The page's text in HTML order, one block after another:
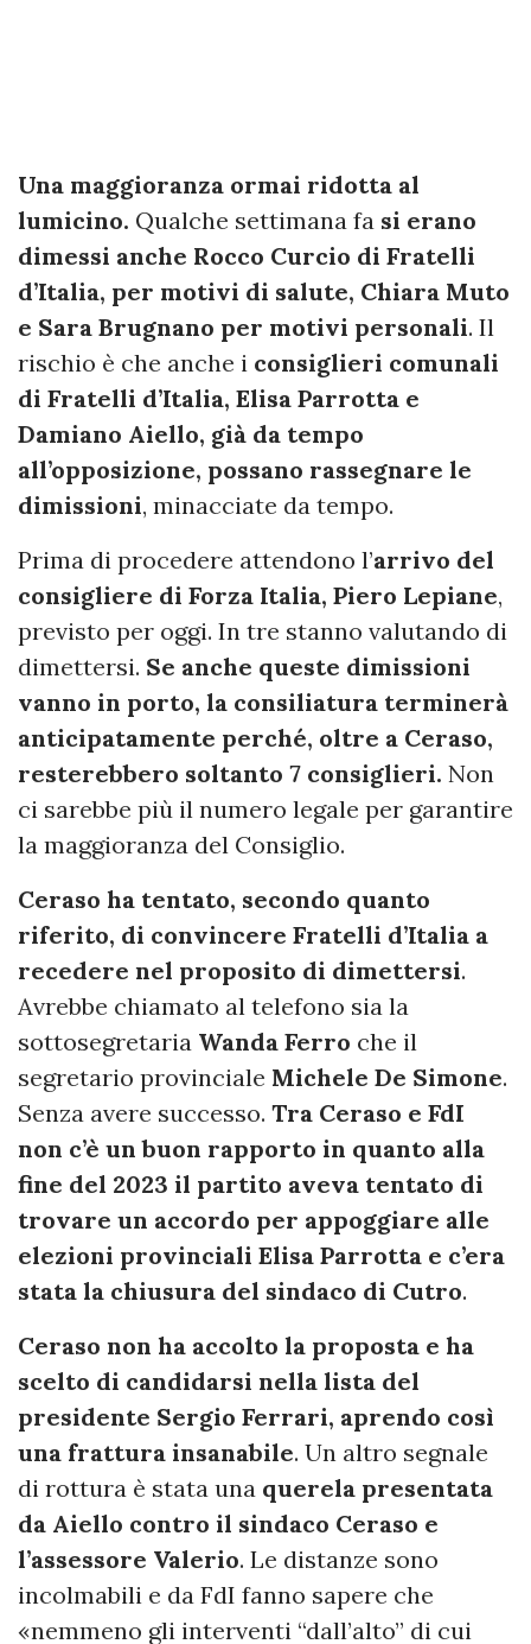
Una maggioranza ormai ridotta al
lumicino. Qualche settimana fa si erano
dimessi anche Rocco Curcio di Fratelli
d’Italia, per motivi di salute, Chiara Muto
e Sara Brugnano per motivi personali. Il
rischio è che anche i consiglieri comunali
di Fratelli d’Italia, Elisa Parrotta e
Damiano Aiello, già da tempo
all’opposizione, possano rassegnare le
dimissioni, minacciate da tempo.
Prima di procedere attendono l’arrivo del
consigliere di Forza Italia, Piero Lepiane,
previsto per oggi. In tre stanno valutando di
dimettersi. Se anche queste dimissioni
vanno in porto, la consiliatura terminerà
anticipatamente perché, oltre a Ceraso,
resterebbero soltanto 7 consiglieri. Non
ci sarebbe più il numero legale per garantire
la maggioranza del Consiglio.
Ceraso ha tentato, secondo quanto
riferito, di convincere Fratelli d’Italia a
recedere nel proposito di dimettersi.
Avrebbe chiamato al telefono sia la
sottosegretaria Wanda Ferro che il
segretario provinciale Michele De Simone.
Senza avere successo. Tra Ceraso e FdI
non c’è un buon rapporto in quanto alla
fine del 2023 il partito aveva tentato di
trovare un accordo per appoggiare alle
elezioni provinciali Elisa Parrotta e c’era
stata la chiusura del sindaco di Cutro.
Ceraso non ha accolto la proposta e ha
scelto di candidarsi nella lista del
presidente Sergio Ferrari, aprendo così
una frattura insanabile. Un altro segnale
di rottura è stata una querela presentata
da Aiello contro il sindaco Ceraso e
l’assessore Valerio. Le distanze sono
incolmabili e da FdI fanno sapere che
«nemmeno gli interventi “dall’alto” di cui